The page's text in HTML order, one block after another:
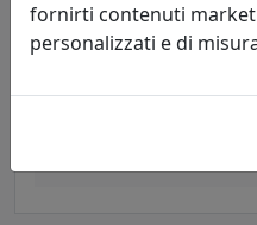
APPENDIABITI ERCOLE 5,
Limac Design
fornirti contenuti
personalizzati e di